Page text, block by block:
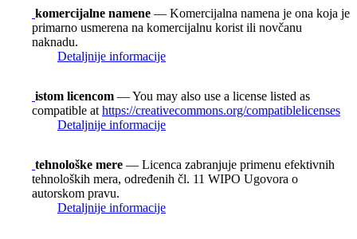
komercijalne namene — Komercijalna namena je ona koja je
primarno usmerena na komercijalnu korist ili novčanu
naknadu.
Detaljnije informacije
istom licencom — You may also use a license listed as
compatible at https://creativecommons.org/compatiblelicenses
Detaljnije informacije
tehnološke mere — Licenca zabranjuje primenu efektivnih
tehnoloških mera, određenih čl. 11 WIPO Ugovora o
autorskom pravu.
Detaljnije informacije